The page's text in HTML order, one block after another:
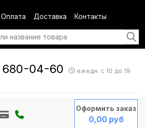
Оплата Доставка Контакты
680-04-60 ежедн. с 10 до 19
Оформить заказ
0,00 руб